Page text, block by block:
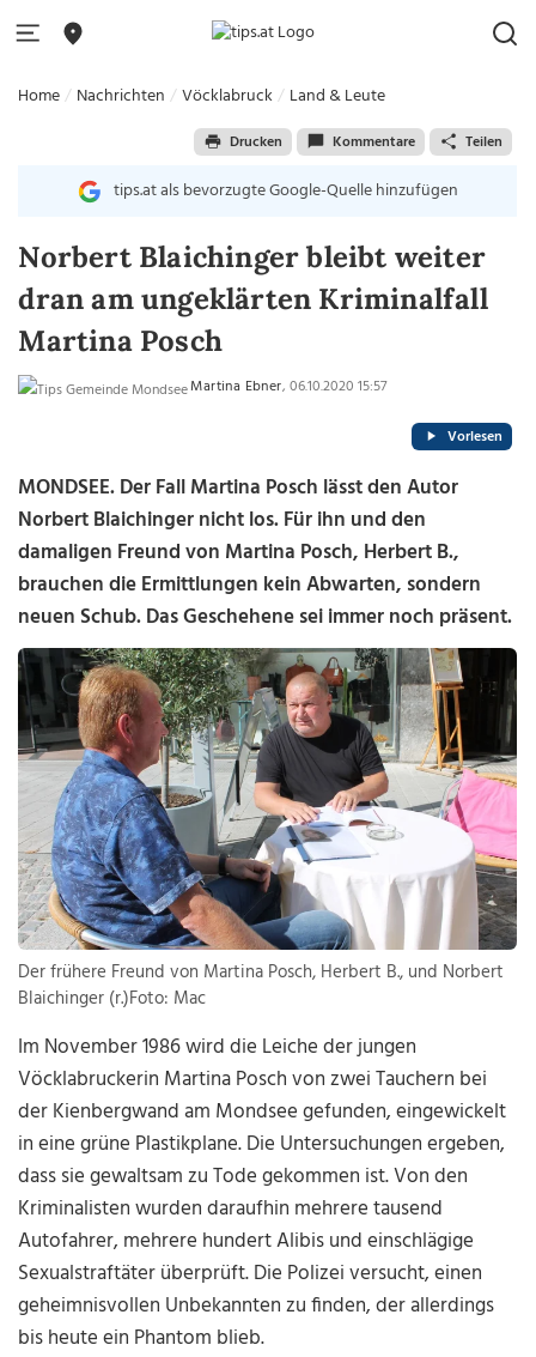
Home Nachrichten Vöcklabruck Land & Leute
Drucken Kommentare Teilen
tips.at als bevorzugte Google-Quelle hinzufügen
Norbert Blaichinger bleibt weiter
dran am ungeklärten Kriminalfall
Martina Posch
Martina Ebner, 06.10.2020 15:57
Vorlesen
MONDSEE. Der Fall Martina Posch lässt den Autor
Norbert Blaichinger nicht los. Für ihn und den
damaligen Freund von Martina Posch, Herbert B.,
brauchen die Ermittlungen kein Abwarten, sondern
neuen Schub. Das Geschehene sei immer noch präsent.
Der frühere Freund von Martina Posch, Herbert B., und Norbert
Blaichinger (r.)Foto: Mac
Im November 1986 wird die Leiche der jungen
Vöcklabruckerin Martina Posch von zwei Tauchern bei
der Kienbergwand am Mondsee gefunden, eingewickelt
in eine grüne Plastikplane. Die Untersuchungen ergeben,
dass sie gewaltsam zu Tode gekommen ist. Von den
Kriminalisten wurden daraufhin mehrere tausend
Autofahrer, mehrere hundert Alibis und einschlägige
Sexualstraftäter überprüft. Die Polizei versucht, einen
geheimnisvollen Unbekannten zu finden, der allerdings
bis heute ein Phantom blieb.